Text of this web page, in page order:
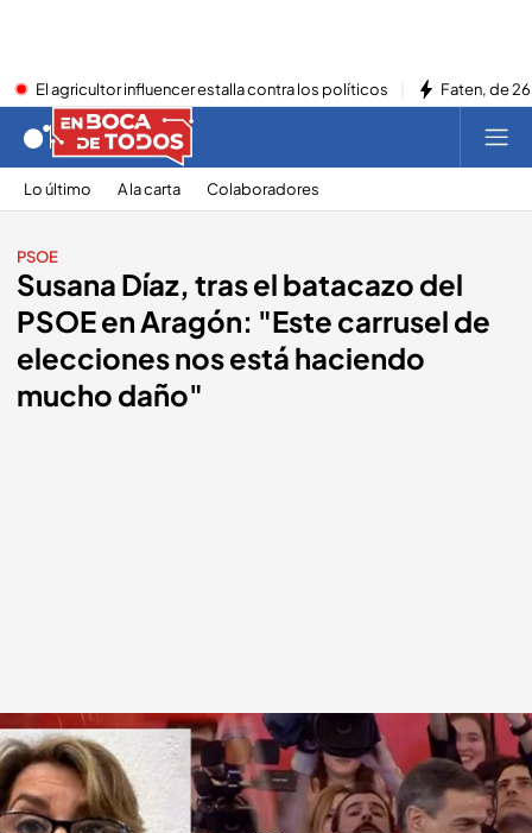
El agricultor influencer estalla contra los políticos Faten, de
Lo último A la carta Colaboradores
PSOE
Susana Díaz, tras el batacazo del
PSOE en Aragón: "Este carrusel de
elecciones nos está haciendo
mucho daño"
Susana Díaz entra en directo en 'En boca de todos' cuatro.com
En boca de todos
09 FEB 2026 - 12:45h.